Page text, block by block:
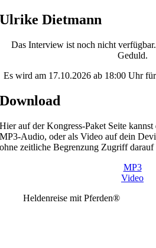
Skip
to
Ulrike Dietmann
Das Interview ist noch nicht
Geduld.
Es wird am 17.10.2026 ab 18:00 Uhr
Download
Hier auf der Kongress-Paket Seite
MP3-Audio, oder als Video auf dein
ohne zeitliche Begrenzung Zugriff darauf
MP3
Video
Heldenreise mit Pferden®